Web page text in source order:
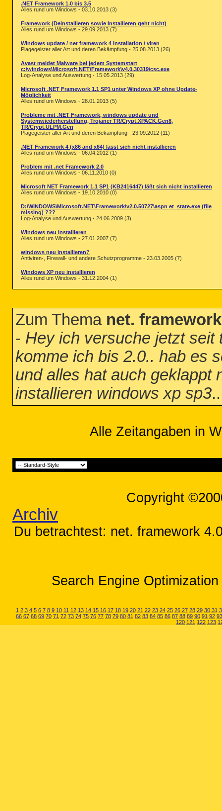
.NET Framework 1.0 bis 3.5
Alles rund um Windows - 03.10.2013 (3)
Framework (Deinstallieren sowie Installieren geht nicht)
Alles rund um Windows - 29.09.2013 (7)
Windows update / net framework 4 installation / viren
Plagegeister aller Art und deren Bekämpfung - 25.08.2013 (26)
Avast meldet Malware bei jedem Systemstart
c:\windows\Microsoft.NET\Framework\v4.0.30319\csc.exe
Log-Analyse und Auswertung - 15.05.2013 (29)
Microsoft .NET Framework 1.1 SP1 unter Windows XP ohne Update-
Möglichkeit
Alles rund um Windows - 28.01.2013 (5)
Probleme mit .NET Framework, windows update und
Systemwiederherstellung, Trojaner TR/Crypt.XPACK.Gen8,
TR/Crypt.ULPM.Gen
Plagegeister aller Art und deren Bekämpfung - 23.09.2012 (11)
.NET Framework 4 (x86 and x64) lässt sich nicht installieren
Alles rund um Windows - 06.04.2012 (1)
Problem mit .net Framework 2.0
Alles rund um Windows - 06.11.2010 (0)
Microsoft NET Framework 1.1 SP1 (KB2416447) läßt sich nicht installieren
Alles rund um Windows - 19.10.2010 (0)
D:\WINDOWS\Microsoft.NET\Framework\v2.0.50727\aspn et_state.exe (file
missing) ???
Log-Analyse und Auswertung - 24.06.2009 (3)
Windows neu installieren
Alles rund um Windows - 27.01.2007 (7)
windows neu installieren?
Antiviren-, Firewall- und andere Schutzprogramme - 23.03.2005 (7)
Windows XP neu installieren
Alles rund um Windows - 31.12.2004 (1)
Zum Thema net.
- Hey ich versuche jetzt seit
komme ich bis 2.0.. hab es
und alles hat auch geklappt
installieren windows xp sp3
Alle Zeitangaben in
Copyright
Archiv
Du betrachtest: net. framework
Search Engine
1 2 3 4 5 6 7 8 9 10 11 12 13 14 15 16 17 18 19 20 21 22 23 24 25 26 27 28 29 30 31
66 67 68 69 70 71 72 73 74 75 76 77 78 79 80 81 82 83 84 85 86 87 88 89 90 91 92 93
120 121 122 123